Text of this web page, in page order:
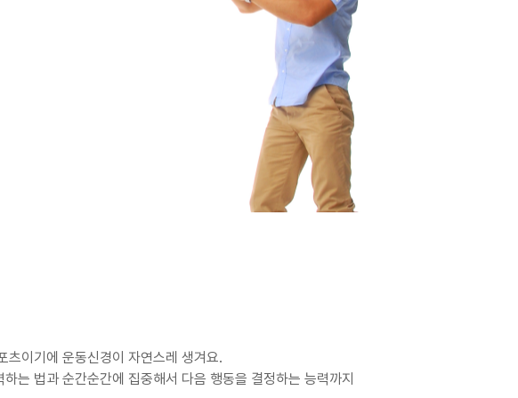
츠이기에 운동신경이 자연스레 생겨요.
는 법과 순간순간에 집중해서 다음 행동을 결정하는 능력까지